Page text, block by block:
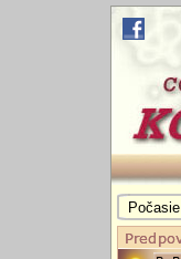
Počasie